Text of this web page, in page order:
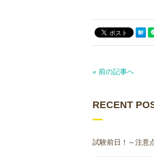
« 前の記事へ
RECENT
試験前日！～注意